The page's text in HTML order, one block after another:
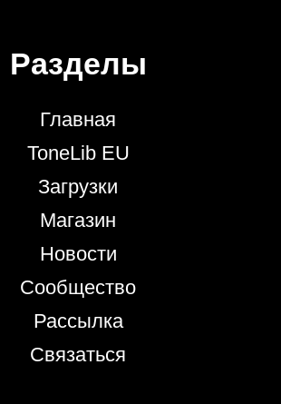
Разделы
Главная
ToneLib EU
Загрузки
Магазин
Новости
Сообщество
Рассылка
Связаться